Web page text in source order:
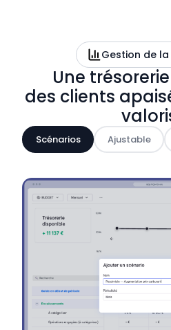
Gestion de
Une
des clients
Scénarios Ajustable